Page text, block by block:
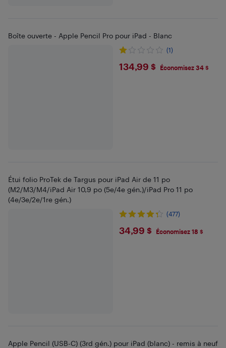
Boîte ouverte - Apple Pencil Pro pour iPad - Blanc
(1)
$134.99
134,99 $ Économisez 34 $
Étui folio ProTek de Targus pour iPad Air de 11 po
(M2/M3/M4/iPad Air 10,9 po (5e/4e gén.)/iPad Pro 11 po
(4e/3e/2e/1re gén.)
(477)
$34.99
34,99 $ Économisez 18 $
Apple Pencil (USB-C) (3rd gén.) pour iPad (blanc) - remis à neuf